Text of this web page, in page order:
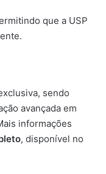
que a USP
sendo
avançada em
informações
, disponível no